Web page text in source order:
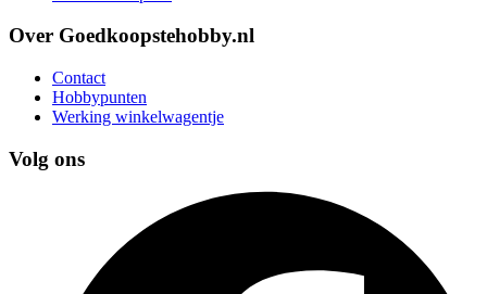
Over Goedkoopstehobby.nl
Contact
Hobbypunten
Werking winkelwagentje
Volg ons